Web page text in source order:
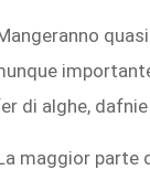
di alghe,
maggior parte